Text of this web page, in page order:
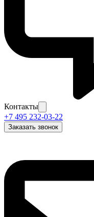
Контакты
+7 495 232-03-22
Заказать звонок